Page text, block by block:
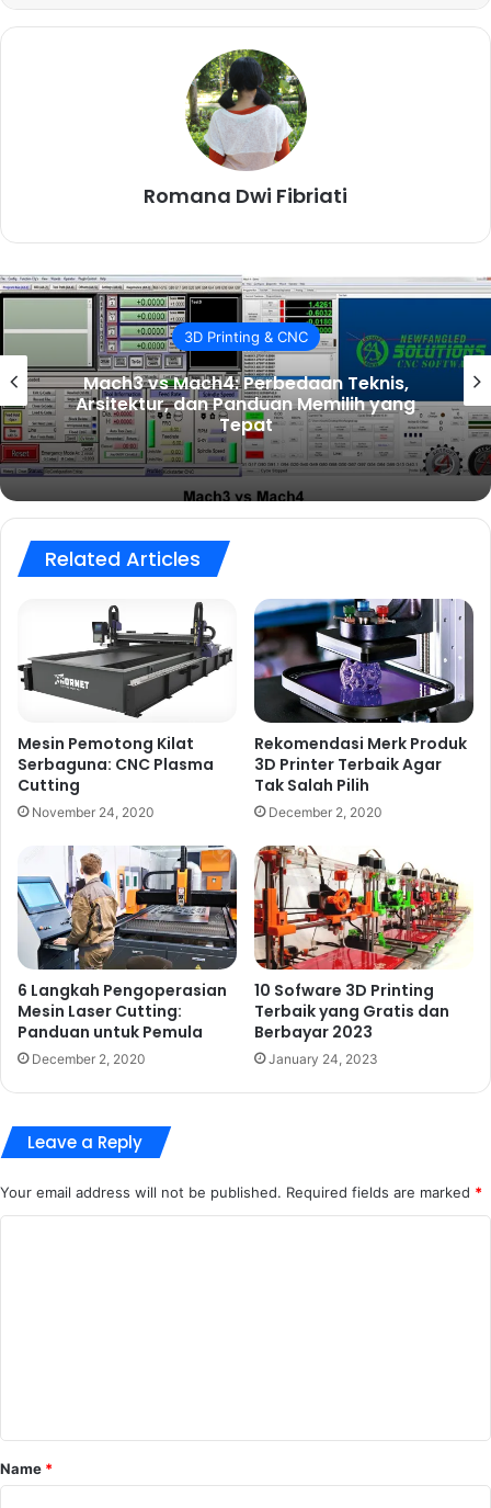
Romana Dwi Fibriati
3D Printing & CNC
Mach3 vs Mach4: Perbedaan Teknis,
Arsitektur, dan Panduan Memilih yang
Tepat
Related Articles
Mesin Pemotong Kilat
Serbaguna: CNC Plasma
Cutting
November 24, 2020
Rekomendasi Merk Produk
3D Printer Terbaik Agar
Tak Salah Pilih
December 2, 2020
6 Langkah Pengoperasian
Mesin Laser Cutting:
Panduan untuk Pemula
December 2, 2020
10 Sofware 3D Printing
Terbaik yang Gratis dan
Berbayar 2023
January 24, 2023
Leave a Reply
Your email address will not be published. Required fields are marked *
*
Name *